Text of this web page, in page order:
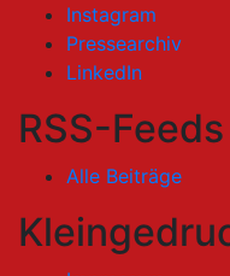
Instagram
Pressearchiv
LinkedIn
RSS-Feeds
Alle Beiträge